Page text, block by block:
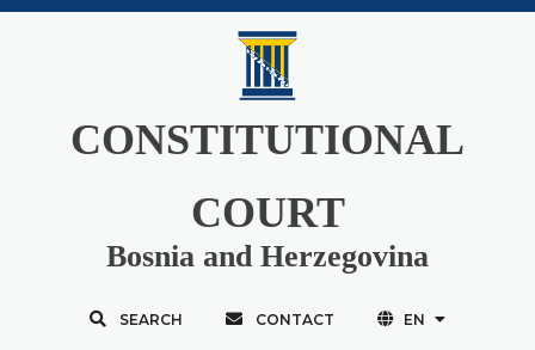
CONSTITUTIONAL
COURT
Bosnia and Herzegovina
SEARCH CONTACT EN